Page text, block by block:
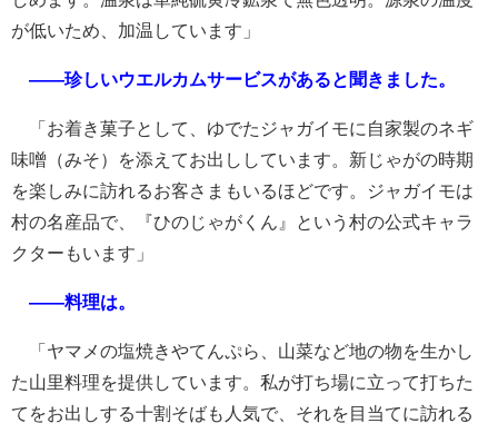
が低いため、加温しています」
――珍しいウエルカムサービスがあると聞きました。
「お着き菓子として、ゆでたジャガイモに自家製のネギ
味噌（みそ）を添えてお出ししています。新じゃがの時期
を楽しみに訪れるお客さまもいるほどです。ジャガイモは
村の名産品で、『ひのじゃがくん』という村の公式キャラ
クターもいます」
――料理は。
「ヤマメの塩焼きやてんぷら、山菜など地の物を生かし
た山里料理を提供しています。私が打ち場に立って打ちた
てをお出しする十割そばも人気で、それを目当てに訪れる